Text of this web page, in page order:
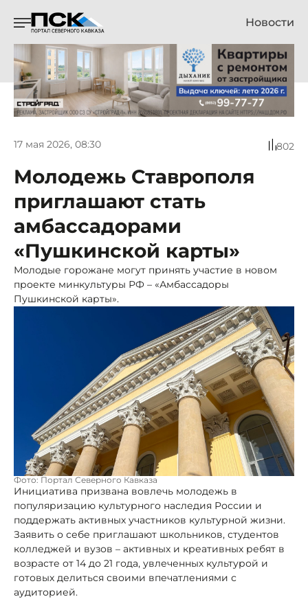
Новости
17 мая 2026, 08:30 802
Молодежь Ставрополя
приглашают стать
амбассадорами
«Пушкинской карты»
Молодые горожане могут принять участие в новом
проекте минкультуры РФ – «Амбассадоры
Пушкинской карты».
Фото: Портал Северного Кавказа
Инициатива призвана вовлечь молодежь в
популяризацию культурного наследия России и
поддержать активных участников культурной жизни.
Заявить о себе приглашают школьников, студентов
колледжей и вузов – активных и креативных ребят в
возрасте от 14 до 21 года, увлеченных культурой и
готовых делиться своими впечатлениями с
аудиторией.